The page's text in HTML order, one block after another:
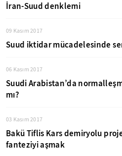
İran-Suud denklemi
09 Kasım 2017
Suud iktidar mücadelesinde
06 Kasım 2017
Suudi Arabistan’da
mı?
03 Kasım 2017
Bakü Tiflis Kars demiryolu
fanteziyi aşmak